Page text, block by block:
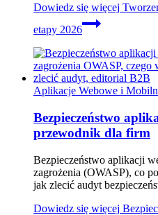
Dowiedz się więcej
etapy 2026
Aplikacje Webowe i
Bezpieczeństwo
przewodnik dla firm
Bezpieczeństwo aplikacji
zagrożenia (OWASP), co
jak zlecić audyt
Dowiedz się więcej